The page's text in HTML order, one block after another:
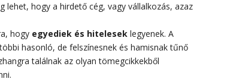
lehet, hogy a hirdető cég, vagy vállalkozás, azaz
hogy egyediek és hitelesek legyenek. A
hasonló, de felszínesnek és hamisnak tűnő
találnak az olyan tömegcikkekből